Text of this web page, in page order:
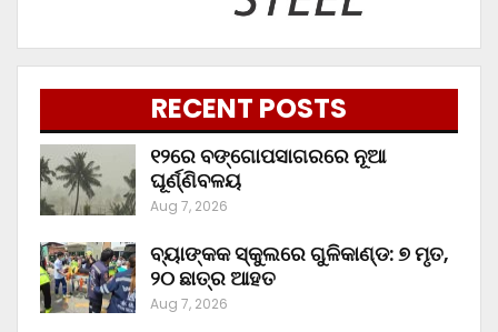
RECENT POSTS
୧୨ରେ ବଙ୍ଗୋପସାଗରରେ ନୂଆ
ଘୂର୍ଣ୍ଣିବଳୟ
Aug 7, 2026
ବ୍ୟାଙ୍କକ ସ୍କୁଲରେ ଗୁଳିକାଣ୍ଡ: ୭ ମୃତ,
୨୦ ଛାତ୍ର ଆହତ
Aug 7, 2026